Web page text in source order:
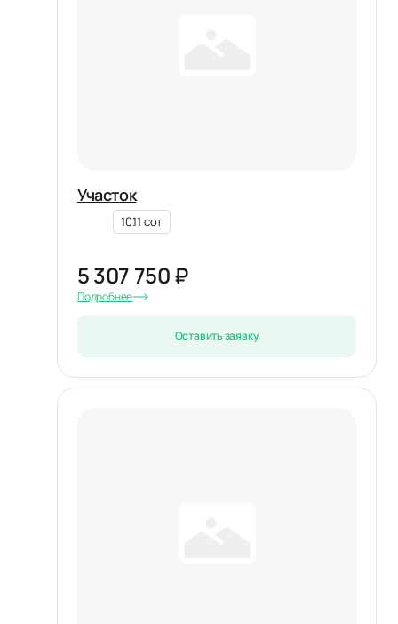
Участок
10.11 сот
5 307 750 ₽
Подробнее
Оставить заявку